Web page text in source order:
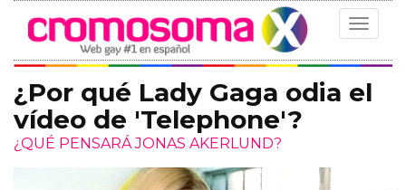
Toggle
¿Por qué Lady Gaga odia el
vídeo de 'Telephone'?
¿QUÉ PENSARÁ JONAS AKERLUND?